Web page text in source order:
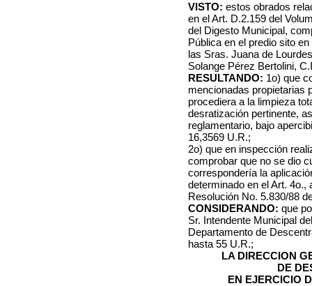
VISTO: estos obrados
en el Art. D.2.159 del
del Digesto Municipal,
Pública en el predio sito
las Sras. Juana de
Solange Pérez Bertolini,
RESULTANDO: 1o) que
mencionadas propietarias
procediera a la limpieza
desratización pertinente,
reglamentario, bajo
16,3569 U.R.;
2o) que en inspección
comprobar que no se dio
correspondería la
determinado en el Art.
Resolución No. 5.830/88
CONSIDERANDO: que
Sr. Intendente Municipal
Departamento de
hasta 55 U.R.;
LA DIRECCION
DE
EN EJERCICIO